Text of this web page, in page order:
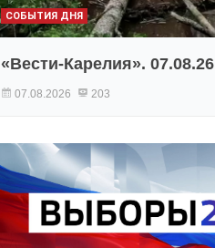
СОБЫТИЯ ДНЯ
«Вести-Карелия». 07.08.26
07.08.2026 203